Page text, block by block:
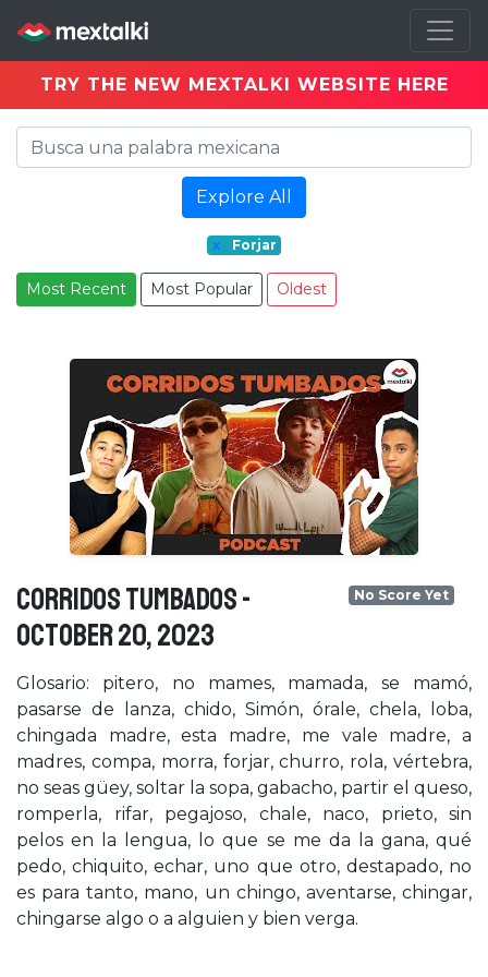
TRY THE NEW MEXTALKI WEBSITE HERE
Explore All
x Forjar
Most Recent Most Popular Oldest
CORRIDOS TUMBADOS -
October 20, 2023
No Score Yet
Glosario: pitero, no mames, mamada, se mamó,
pasarse de lanza, chido, Simón, órale, chela, loba,
chingada madre, esta madre, me vale madre, a
madres, compa, morra, forjar, churro, rola, vértebra,
no seas güey, soltar la sopa, gabacho, partir el queso,
romperla, rifar, pegajoso, chale, naco, prieto, sin
pelos en la lengua, lo que se me da la gana, qué
pedo, chiquito, echar, uno que otro, destapado, no
es para tanto, mano, un chingo, aventarse, chingar,
chingarse algo o a alguien y bien verga.